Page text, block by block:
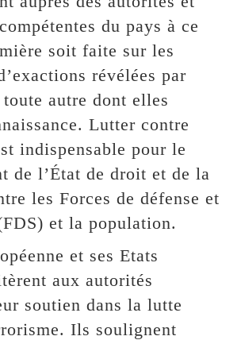
du pays à ce
soit faite sur les
révélées par
autre dont elles
Lutter contre
indispensable pour le
de l’État de droit et de la
les Forces de défense et
et la population.
et ses Etats
aux autorités
soutien dans la lutte
Ils soulignent